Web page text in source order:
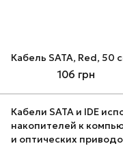
106 грн
Кабели SATA и IDE
накопителей к
и оптических